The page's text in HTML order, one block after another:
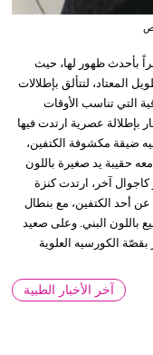
بأحدث ظهور لها، حيث
المعتاد، لتتألق بإطلالات
التي تناسب الأوقات
بإطلالة عصرية ارتدت فيها
ضيقة مكشوفة الكتفين،
حقيبة يد صغيرة باللون
آخر، ارتدت كنزة
أحد الكتفين، مع بنطال
باللون البني. وعلى صعيد
الكورسيه العلوية
آخر الأخبار الطبية